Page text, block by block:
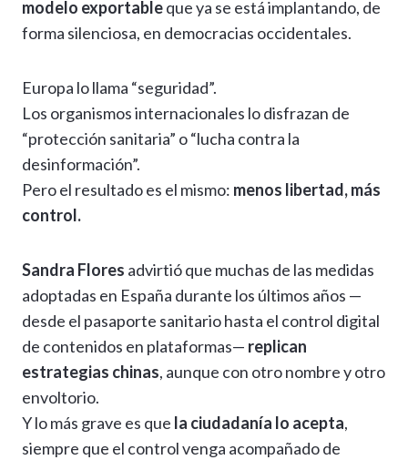
modelo exportableque ya se está implantando, de
forma silenciosa, en democracias occidentales.
Europa lo llama “seguridad”.
Los organismos internacionales lo disfrazan de
“protección sanitaria” o “lucha contra la
desinformación”.
Pero el resultado es el mismo: menos libertad, más
control.
Sandra Flores advirtió que muchas de las medidas
adoptadas en España durante los últimos años —
desde el pasaporte sanitario hasta el control digital
de contenidos en plataformas— replican
estrategias chinas, aunque con otro nombre y otro
envoltorio.
Y lo más grave es que la ciudadanía lo acepta,
siempre que el control venga acompañado de